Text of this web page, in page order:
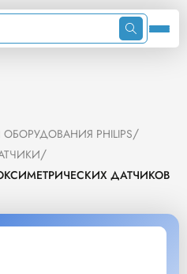
PHILIPS/
/
ДАТЧИКОВ